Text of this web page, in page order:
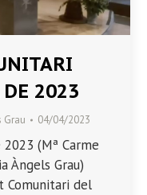
DE 2023
Grau 04/04/2023
(Mª Carme
Àngels Grau)
Comunitari del